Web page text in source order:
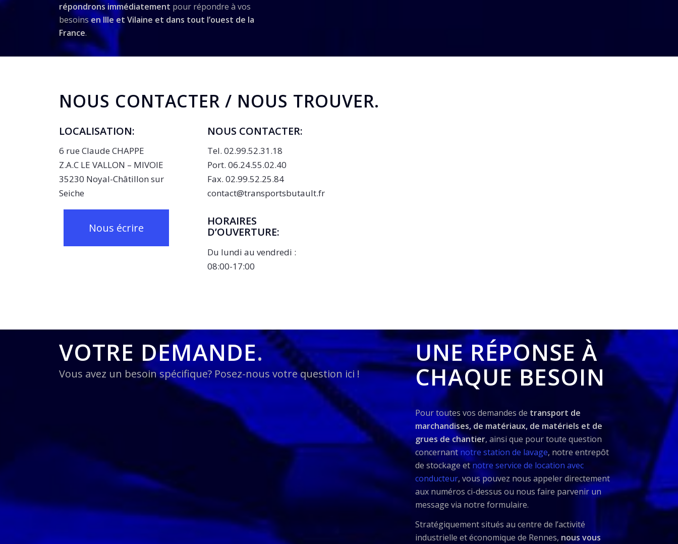
répondrons immédiatement pour répondre à vos
besoinsen Ille et Vilaine et dans tout l’ouest de la
France.
NOUS CONTACTER / NOUS TROUVER.
LOCALISATION:
6 rue Claude CHAPPE
Z.A.C LE VALLON – MIVOIE
35230 Noyal-Châtillon sur
Seiche
Nous écrire
NOUS CONTACTER:
Tel. 02.99.52.31.18
Port. 06.24.55.02.40
Fax. 02.99.52.25.84
contact@transportsbutault.fr
HORAIRES
D’OUVERTURE:
Du lundi au vendredi :
08:00-17:00
VOTRE DEMANDE.
Vous avez un besoin spécifique? Posez-nous votre question ici !
UNE RÉPONSE À
CHAQUE BESOIN
Pour toutes vos demandes de transport de
marchandises, de matériaux, de matériels et de
grues de chantier, ainsi que pour toute question
concernantnotre station de lavage, notre entrepôt
de stockage etnotre service de location avec
conducteur, vous pouvez nous appeler directement
aux numéros ci-dessus ou nous faire parvenir un
message via notre formulaire.
Stratégiquement situés au centre de l’activité
industrielle et économique de Rennes, nous vous